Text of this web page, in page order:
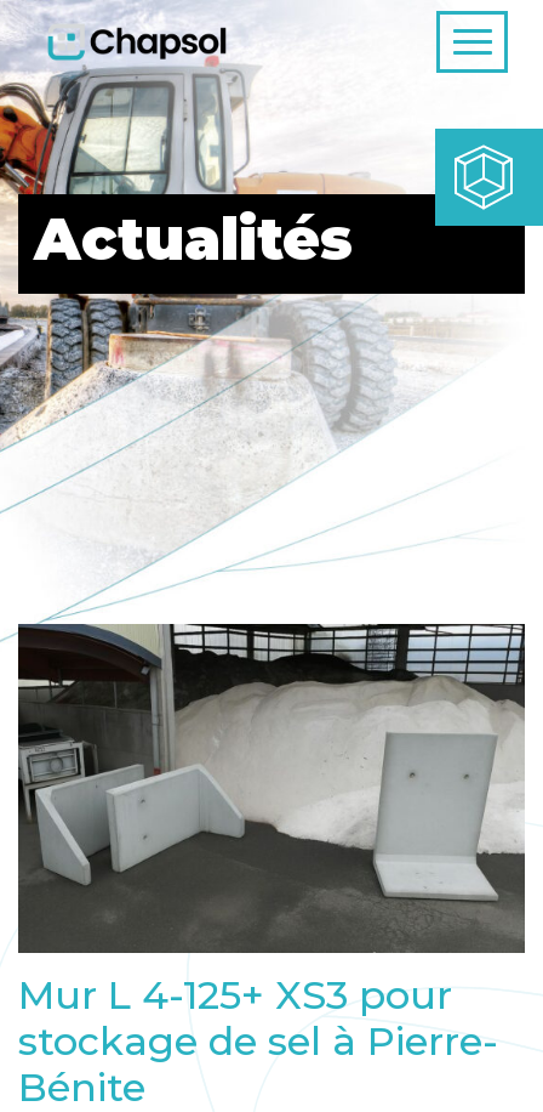
Actualités
Mur L 4-125+ XS3 pour
stockage de sel à Pierre-
Bénite